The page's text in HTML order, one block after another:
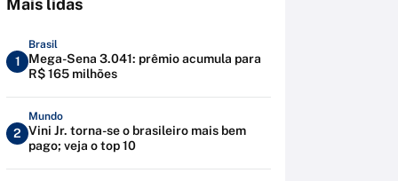
Mais lidas
1
Brasil
Mega-Sena 3.041: prêmio acumula para
R$ 165 milhões
2
Mundo
Vini Jr. torna-se o brasileiro mais bem
pago; veja o top 10